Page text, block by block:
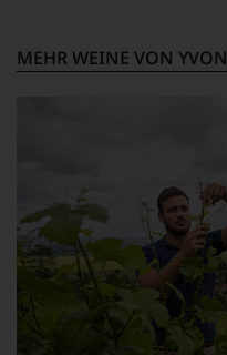
bewegt.
Wir
haben
festgestellt,
dass
eine
MEHR WEINE VON